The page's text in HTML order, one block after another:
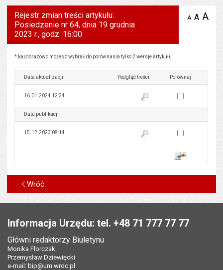
Rejestr zmian treści artykułu:
Posiedzenie nr 64, dnia 19 grudnia
2023 r., godz. 16:00
A zmniejsz
A A
Rejestr zmian treści artykułu: Posiedzenie nr 64, dnia 19 grudnia 2023 r., godz. 16:00
* każdorazowo możesz wybrać do porównania tylko 2 wersje artykułu
Data aktualizacji Podgląd treści Porównaj
16.01.2024 12:34 Pokaż podgląd wersji z dnia
Zaznacz wersję do
Data publikacji
15.12.2023 08:14 Pokaż podgląd wersji z dnia
Zaznacz wersję do
Porównaj
Wróć
Informacja Urzędu: tel. +48 71 777 77 77
Główni redaktorzy Biuletynu
Monika Florczak
Przemysław Dziewięcki
e-mail: bip@um.wroc.pl